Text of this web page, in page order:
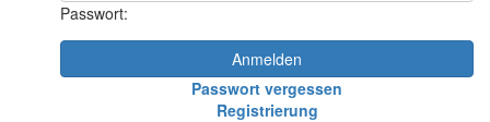
Passwort:
Anmelden
Passwort vergessen
Registrierung